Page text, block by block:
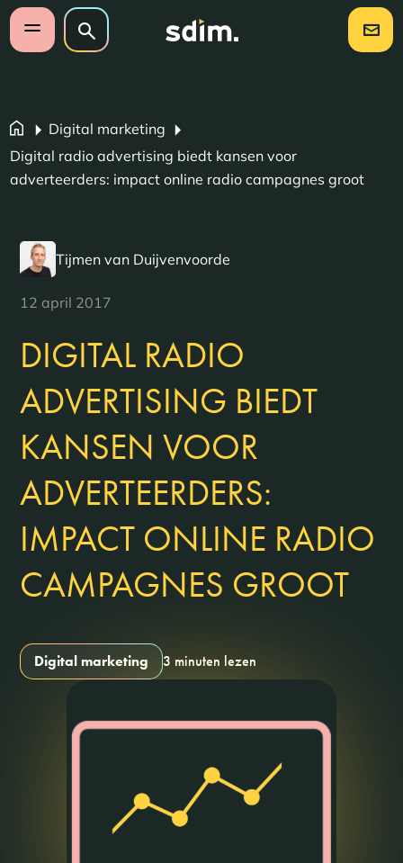
Navigatie overslaan
Open mobiel menu
Zoeken op website
Zoeken
Digital marketing
Digital radio advertising biedt kansen voor
adverteerders: impact online radio campagnes groot
Tijmen van Duijvenvoorde
12 april 2017
DIGITAL RADIO
ADVERTISING BIEDT
KANSEN VOOR
ADVERTEERDERS:
IMPACT ONLINE RADIO
CAMPAGNES GROOT
Digital marketing 3 minuten lezen